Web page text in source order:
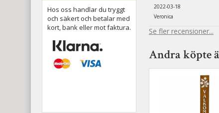
Hos oss handlar du tryggt
och säkert och betalar med
kort, bank eller mot faktura.
2022-03-18
Veronica
Se fler recensioner...
Andra köpte